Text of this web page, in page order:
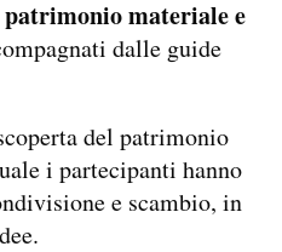
materiale e
dalle guide
del patrimonio
i partecipanti hanno
e scambio, in